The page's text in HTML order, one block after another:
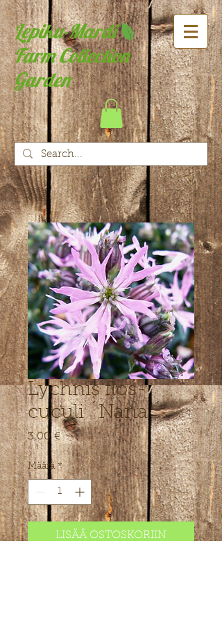
Lepiku-Mardi
Farm Collection
Garden
Lychnis flos-
cuculi ´Nana ´
3,00 €Hinta
Määrä *
LISÄÄ OSTOSKORIIN